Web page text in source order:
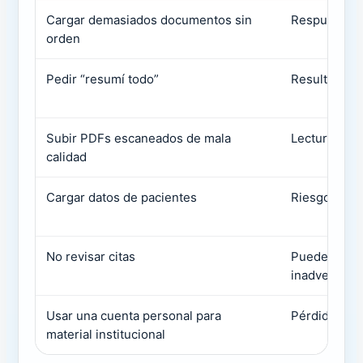
Cargar demasiados documentos sin
orden
Respuestas
Pedir “resumí todo” Resultado
Subir PDFs escaneados de mala
calidad
Lectura
Cargar datos de pacientes Riesgo
No revisar citas
Puede
inadvertido
Usar una cuenta personal para
material institucional
Pérdida de